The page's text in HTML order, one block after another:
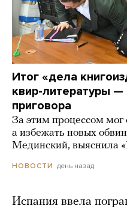
Итог «дела
квир-литературы —
приговора
За этим процессом мог
а избежать новых
Мединский, выяснила
НОВОСТИ день назад
Испания ввела